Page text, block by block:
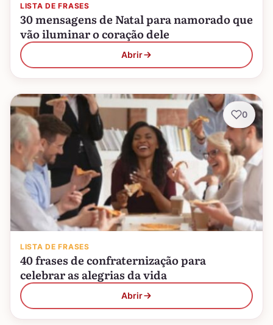
LISTA DE FRASES
30 mensagens de Natal para namorado que
vão iluminar o coração dele
Abrir
LISTA DE FRASES
40 frases de confraternização para
celebrar as alegrias da vida
Abrir
0